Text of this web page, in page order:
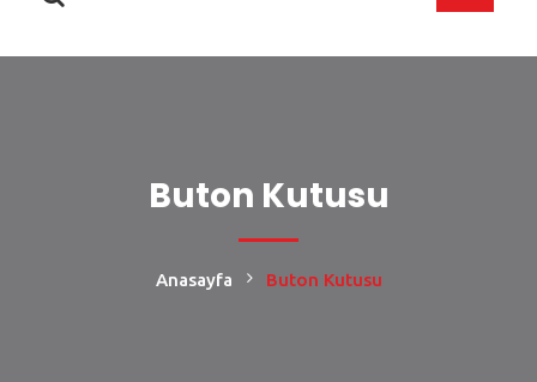
Buton Kutusu
Anasayfa Buton Kutusu